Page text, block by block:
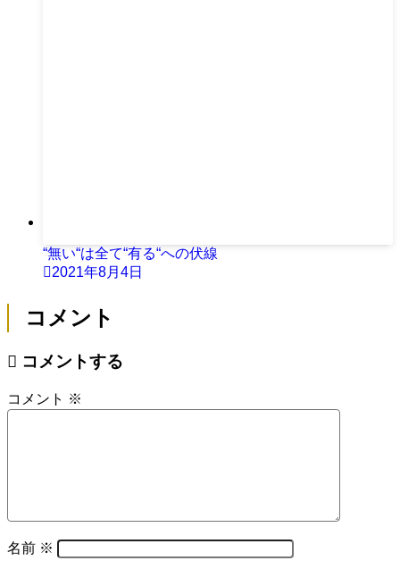
“無い“は全て“有る“への伏線
2021年8月4日
コメント
コメントする
コメント ※
名前 ※